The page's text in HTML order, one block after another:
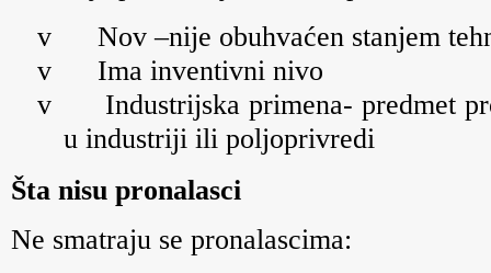
v
Nov –nije obuhvaćen stanjem
v
Ima inventivni nivo
v
Industrijska primena- predmet
u industriji ili poljoprivredi
Šta nisu pronalasci
Ne smatraju se pronalascima: